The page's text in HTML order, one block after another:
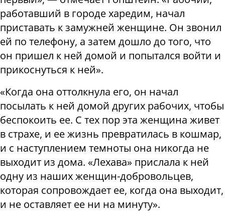
работавший в городе харедим, начал
приставать к замужней женщине. Он звонил
ей по телефону, а затем дошло до того, что
он пришел к ней домой и попытался войти и
прикоснуться к ней».
«Когда она оттолкнула его, он начал
посылать к ней домой других рабочих, чтобы
беспокоить ее. С тех пор эта женщина живет
в страхе, и ее жизнь превратилась в кошмар,
и с наступлением темноты она никогда не
выходит из дома. «Лехава» прислала к ней
одну из наших женщин-добровольцев,
которая сопровождает ее, когда она выходит,
и не оставляет ее ни на минуту».